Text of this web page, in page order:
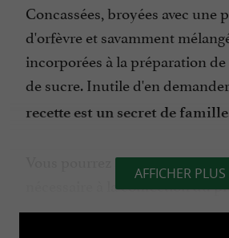
Concassées, broyées avec une
d'orfèvre et savamment
incorporées à la préparation
de sucre. Inutile d'en
recette est un secret de famille
Vous pourrez apprécier ce
nécessaire à la confection du
boutique baptiséeEtxea
AFFICHER PLUS